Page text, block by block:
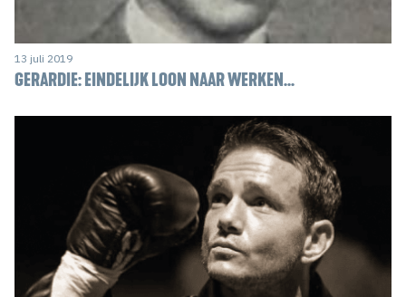
13 juli 2019
GERARDIE: EINDELIJK LOON NAAR WERKEN...